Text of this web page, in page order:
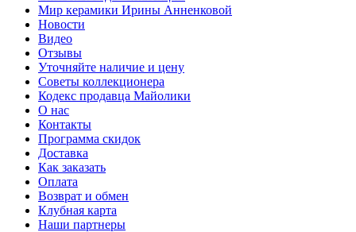
Мир керамики Ирины Анненковой
Новости
Видео
Отзывы
Уточняйте наличие и цену
Советы коллекционера
Кодекс продавца Майолики
О нас
Контакты
Программа скидок
Доставка
Как заказать
Оплата
Возврат и обмен
Клубная карта
Наши партнеры